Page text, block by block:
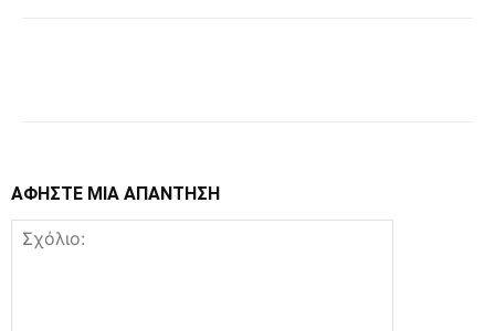
ΑΦΗΣΤΕ ΜΙΑ ΑΠΑΝΤΗΣΗ